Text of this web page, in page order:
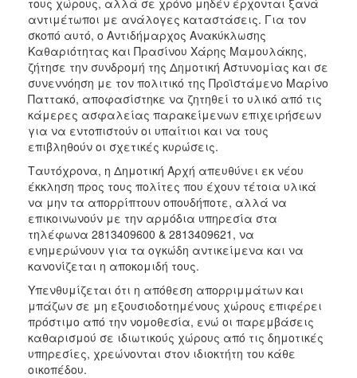
αντιμέτωποι με ανάλογες καταστάσεις. Για τον
σκοπό αυτό, ο Αντιδήμαρχος Ανακύκλωσης
Καθαριότητας και Πρασίνου Χάρης Μαμουλάκης,
ζήτησε την συνδρομή της Δημοτική Αστυνομίας και σε
συνεννόηση με τον πολιτικό της Προϊστάμενο Μαρίνο
Παττακό, αποφασίστηκε να ζητηθεί το υλικό από τις
κάμερες ασφαλείας παρακείμενων επιχειρήσεων
για να εντοπιστούν οι υπαίτιοι και να τους
επιβληθούν οι σχετικές κυρώσεις.
Ταυτόχρονα, η Δημοτική Αρχή απευθύνει εκ νέου
έκκληση προς τους πολίτες που έχουν τέτοια υλικά
να μην τα απορρίπτουν οπουδήποτε, αλλά να
επικοινωνούν με την αρμόδια υπηρεσία στα
τηλέφωνα 2813409600 & 2813409621, να
ενημερώνουν για τα ογκώδη αντικείμενα και να
κανονίζεται η αποκομιδή τους.
Υπενθυμίζεται ότι η απόθεση απορριμμάτων και
μπάζων σε μη εξουσιοδοτημένους χώρους επιφέρει
πρόστιμο από την νομοθεσία, ενώ οι παρεμβάσεις
καθαρισμού σε ιδιωτικούς χώρους από τις δημοτικές
υπηρεσίες, χρεώνονται στον ιδιοκτήτη του κάθε
οικοπέδου.